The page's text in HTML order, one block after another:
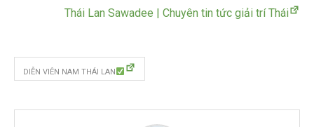
Thái Lan Sawadee | Chuyên tin tức giải trí Thái
DIỄN VIÊN NAM THÁI LAN